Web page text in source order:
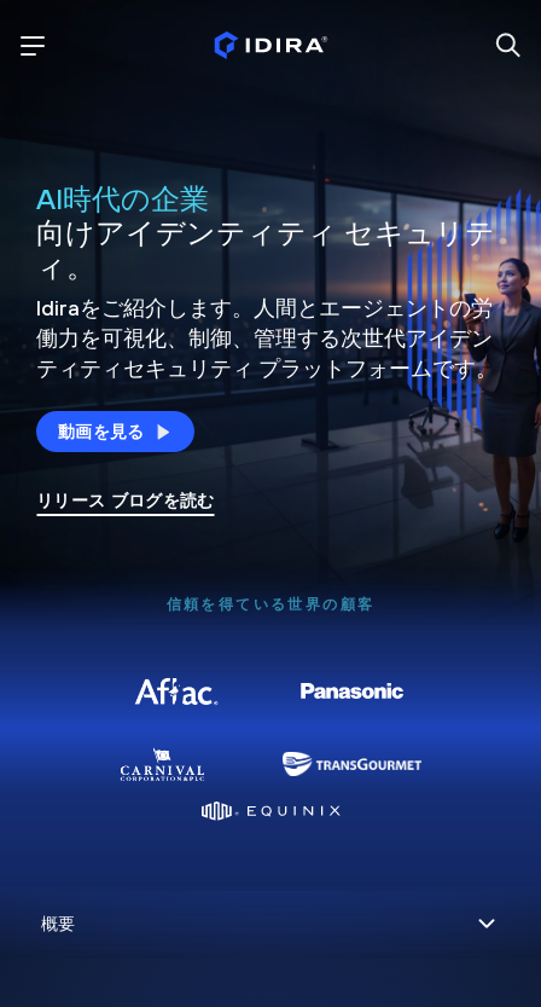
AI時代の企業
向けアイデンティティ セキュリテ
ィ。
Idiraをご紹介します。人間とエージェントの労
働力を可視化、制御、 管理する次世代アイデン
ティティセキュリティ プラットフォームです。
動画を見る
リリース ブログを読む
信頼を得ている世界の顧客